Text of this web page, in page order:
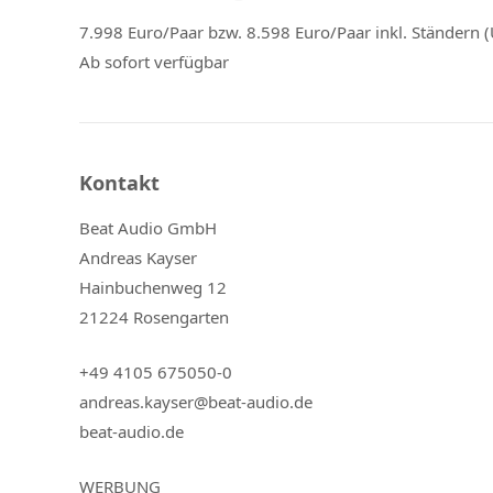
7.998 Euro/Paar bzw. 8.598 Euro/Paar inkl. Ständern
Ab sofort verfügbar
Kontakt
Beat Audio GmbH
Andreas Kayser
Hainbuchenweg 12
21224 Rosengarten
+49 4105 675050-0
andreas.kayser@beat-audio.de
beat-audio.de
WERBUNG